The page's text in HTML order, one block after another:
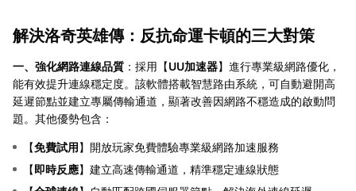
解決洛奇英雄傳：反抗命運卡頓的三大對策
一、強化網路連線品質 ：採用【UU加速器】進行專業級網路優化，
能有效提升連線穩定度。該軟體搭載智慧路由系統，可自動避開高
延遲節點並建立專屬傳輸通道，顯著改善因網路不穩造成的啟動問
題。其他優勢包含：
【免費試用】開放玩家免費體驗專業級網路加速服務
【即時反應】建立高速傳輸通道，精準穩定連線狀態